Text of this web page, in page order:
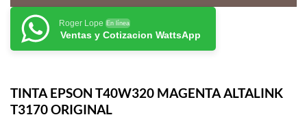
Roger Lope En línea
Ventas y Cotizacion WattsApp
TINTA EPSON T40W320 MAGENTA ALTALINK
T3170 ORIGINAL